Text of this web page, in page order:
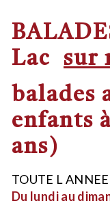
Lac sur
balades
enfants
ans)
TOUTE L ANNEE
Du lundi au